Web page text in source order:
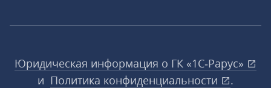
Юридическая информация о ГК «1С‑Рарус»
и Политика конфиденциальности
.